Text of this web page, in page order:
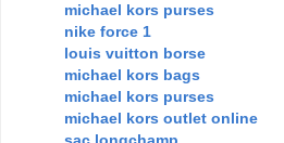
michael kors purses
nike force 1
louis vuitton borse
michael kors bags
michael kors purses
michael kors outlet online